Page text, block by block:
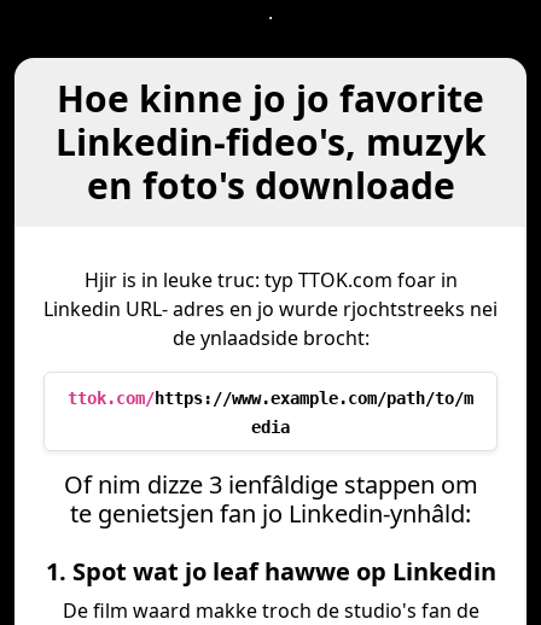
.
Hoe kinne jo jo favorite
Linkedin-fideo's, muzyk
en foto's downloade
Hjir is in leuke truc: typ TTOK.com foar in
Linkedin URL- adres en jo wurde rjochtstreeks nei
de ynlaadside brocht:
ttok.com/https://www.example.com/path/to/m
edia
Of nim dizze 3 ienfâldige stappen om
te genietsjen fan jo Linkedin-ynhâld:
1. Spot wat jo leaf hawwe op Linkedin
De film waard makke troch de studio's fan de